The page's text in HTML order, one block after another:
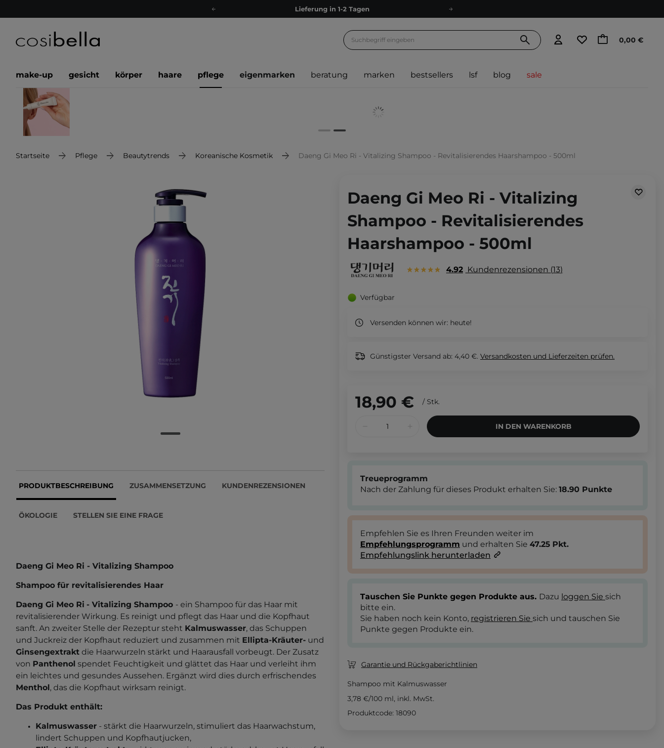
Lieferung in 1-2 Tagen
Kostenloser Versand ab 60 €
Versand nach Deutschland und Österreich
Empfehle uns weiter und sammle noch mehr Punkte
Kostenloser Versand ab 60 €
0,00 €
make-up gesicht körper haare pflege eigenmarken beratung marken bestsellers lsf blog sale
Startseite Pflege Beautytrends Koreanische Kosmetik Daeng Gi Meo Ri - Vitalizing Shampoo - Revitalisierendes Haarshampoo - 500ml
PRODUKTBESCHREIBUNG ZUSAMMENSETZUNG KUNDENREZENSIONEN
ÖKOLOGIE STELLEN SIE EINE FRAGE
Daeng Gi Meo Ri - Vitalizing Shampoo
Shampoo für revitalisierendes Haar
Daeng Gi Meo Ri - Vitalizing Shampoo - ein Shampoo für das Haar mit
revitalisierender Wirkung. Es reinigt und pflegt das Haar und die Kopfhaut
sanft. An zweiter Stelle der Rezeptur steht Kalmuswasser, das Schuppen
und Juckreiz der Kopfhaut reduziert und zusammen mit Ellipta-Kräuter- und
Ginsengextrakt die Haarwurzeln stärkt und Haarausfall vorbeugt. Der Zusatz
von Panthenol spendet Feuchtigkeit und glättet das Haar und verleiht ihm
ein leichtes und gesundes Aussehen. Ergänzt wird dies durch erfrischendes
Menthol, das die Kopfhaut wirksam reinigt.
Das Produkt enthält:
Kalmuswasser - stärkt die Haarwurzeln, stimuliert das Haarwachstum,
lindert Schuppen und Kopfhautjucken,
Daeng Gi Meo Ri - Vitalizing
Shampoo - Revitalisierendes
Haarshampoo - 500ml
4.92 Kundenrezensionen 13
Verfügbar
Versenden können wir: heute!
Günstigster Versand ab: 4,40 €. Versandkosten und Lieferzeiten prüfen.
18,90 € / Stk.
IN DEN WARENKORB
Treueprogramm
Nach der Zahlung für dieses Produkt erhalten Sie: 18.90 Punkte
Empfehlen Sie es Ihren Freunden weiter im
Empfehlungsprogramm und erhalten Sie 47.25 Pkt.
Empfehlungslink herunterladen
Tauschen Sie Punkte gegen Produkte aus. Dazu loggen Sie sich
bitte ein.
Sie haben noch kein Konto, registrieren Sie sich und tauschen Sie
Punkte gegen Produkte ein.
Garantie und Rückgaberichtlinien
Shampoo mit Kalmuswasser
3,78 €/100 ml, inkl. MwSt.
Produktcode: 18090